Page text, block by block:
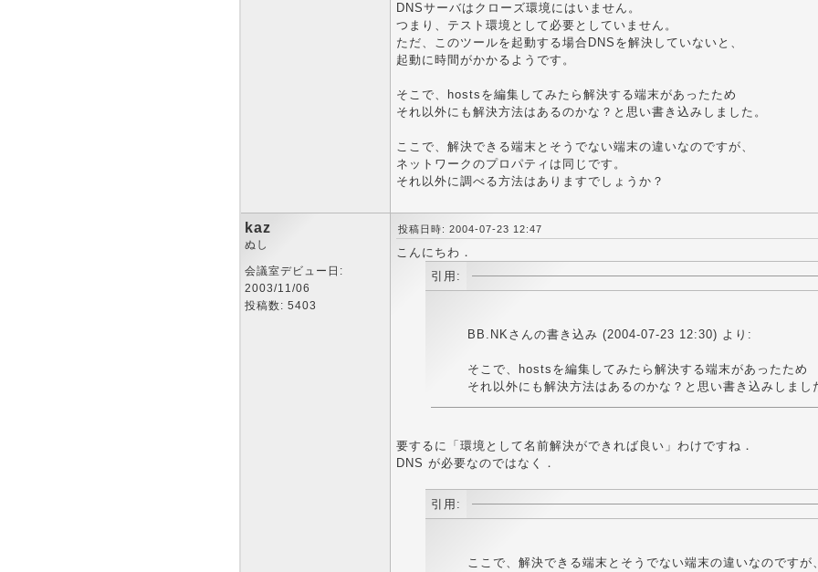
DNSサーバはクローズ環境にはいません。
つまり、テスト環境として必要としていません。
ただ、このツールを起動する場合DNSを解決していないと、
起動に時間がかかるようです。
そこで、hostsを編集してみたら解決する端末があったため
それ以外にも解決方法はあるのかな？と思い書き込みしました。
ここで、解決できる端末とそうでない端末の違いなのですが、
ネットワークのプロパティは同じです。
それ以外に調べる方法はありますでしょうか？
kaz
ぬし
会議室デビュー日:
2003/11/06
投稿数: 5403
投稿日時: 2004-07-23 12:47
こんにちわ．
引用:
BB.NKさんの書き込み (2004-07-23 12:30) より:
そこで、hostsを編集してみたら解決する端末があったため
それ以外にも解決方法はあるのかな？と思い書き込みしまし
要するに「環境として名前解決ができれば良い」わけですね．
DNS が必要なのではなく．
引用:
ここで、解決できる端末とそうでない端末の違いなのですが